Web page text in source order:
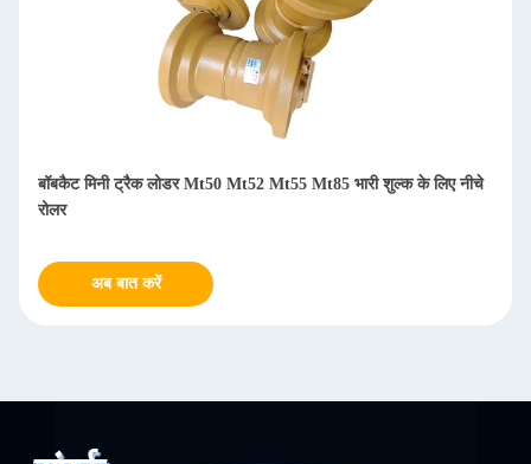
बॉबकैट मिनी ट्रैक लोडर Mt50 Mt52 Mt55 Mt85 भारी शुल्क के लिए नीचे
रोलर
अब बात करें